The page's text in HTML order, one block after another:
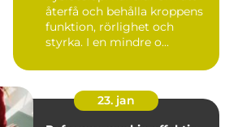
återfå och behålla kroppens
funktion, rörlighet och
styrka. I en mindre o...
23. jan